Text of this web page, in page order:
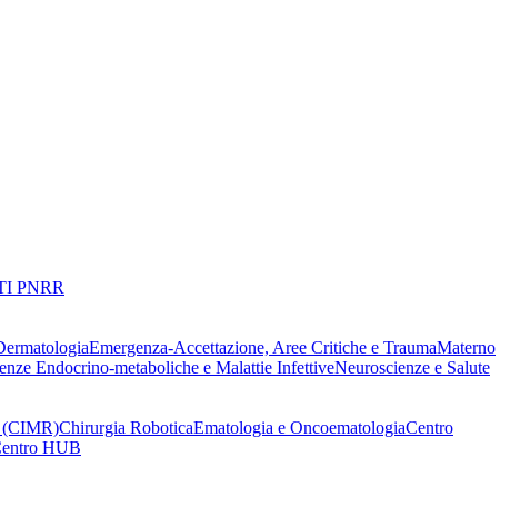
PNRR
Emergenza-Accettazione, Aree Critiche e TraumaMaterno
Endocrino-metaboliche e Malattie InfettiveNeuroscienze e Salute
(CIMR)Chirurgia RoboticaEmatologia e OncoematologiaCentro
HUB